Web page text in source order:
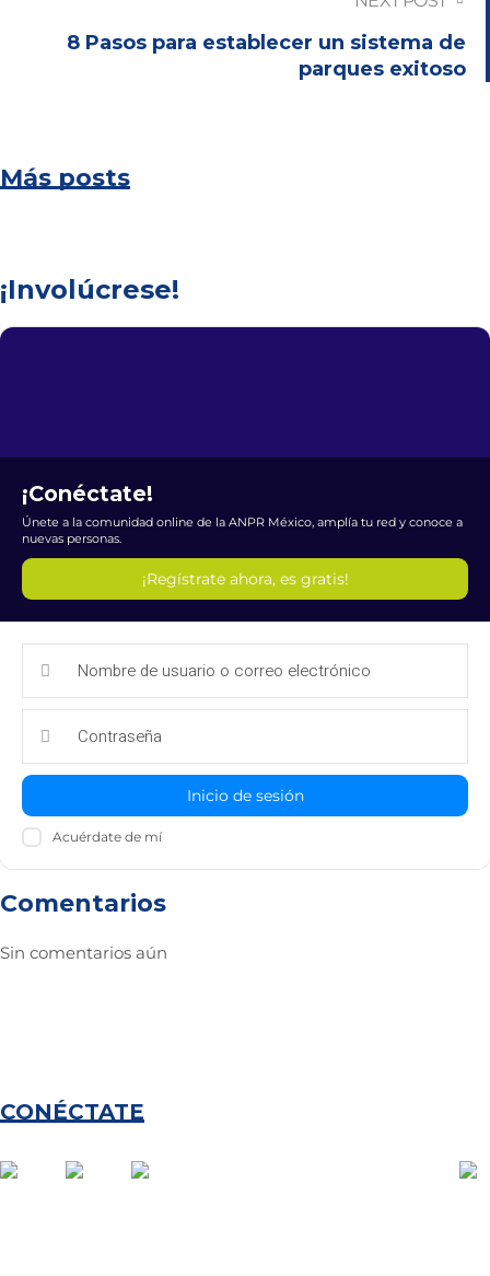
8 Pasos para establecer un sistema de
parques exitoso
Más posts
¡Involúcrese!
¡Conéctate!
Únete a la comunidad online de la ANPR México, amplía tu red y conoce a
nuevas personas.
¡Regístrate ahora, es gratis!
Inicio de sesión
Acuérdate de mí
Comentarios
Sin comentarios aún
CONÉCTATE